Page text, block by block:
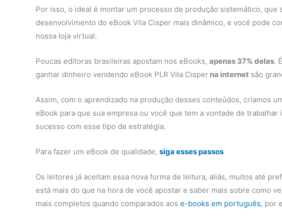
Por isso, o ideal é montar um processo de produção sistemático,
desenvolvimento do eBook Vila Cisper mais dinâmico, e você pode
nossa loja virtual.
Poucas editoras brasileiras apostam nos eBooks, apenas 37% delas.
ganhar dinheiro vendendo eBook PLR Vila Cisper na internet são
Assim, com o aprendizado na produção desses conteúdos, criamos
eBook para que sua empresa ou você que tem a vontade de
sucesso com esse tipo de estratégia.
Para fazer um eBook de qualidade, siga esses passos
Os leitores já aceitam essa nova forma de leitura, aliás, muitos até
está mais do que na hora de você apostar e saber mais sobre como
mais completos quando comparados aos e-books em português, por